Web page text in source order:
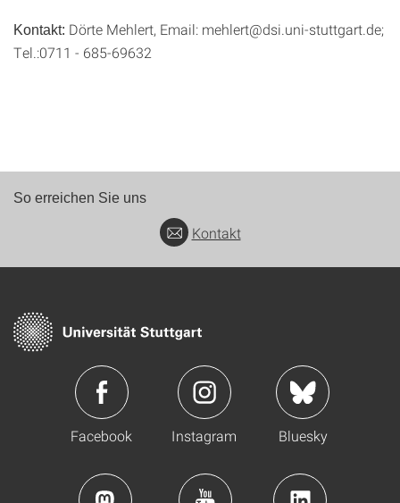
Kontakt: Dörte Mehlert, Email: mehlert@dsi.uni-stuttgart.de;
Tel.:0711 - 685-69632
So erreichen Sie uns
Kontakt
Facebook Instagram Bluesky